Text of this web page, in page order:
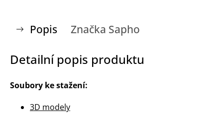
Popis Značka Sapho
Detailní popis produktu
Soubory ke stažení:
3D modely